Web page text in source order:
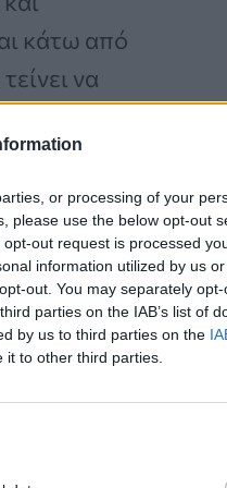
or processing of your
please use the below opt-out
out request is processed
information utilized by us
out. You may separately
parties on the IAB’s list of
by us to third parties on the
to other third parties.
κάτω από
να
Προστάτη:
Εστιακή
με NanoKnife